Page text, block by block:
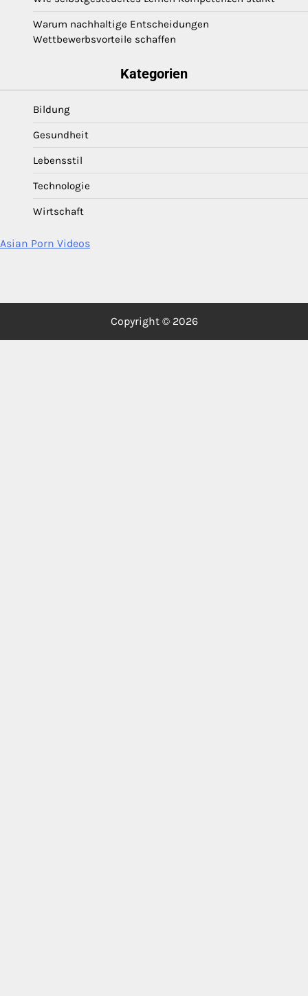
Warum nachhaltige Entscheidungen
Wettbewerbsvorteile schaffen
Kategorien
Bildung
Gesundheit
Lebensstil
Technologie
Wirtschaft
Asian Porn Videos
Copyright © 2026